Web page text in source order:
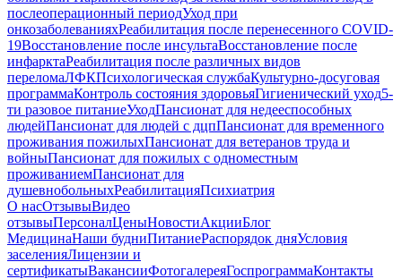
послеоперационный периодУход при
онкозаболеванияхРеабилитация после перенесенного COVID-
19Восстановление после инсультаВосстановление после
инфарктаРеабилитация после различных видов
перелома⁠ЛФКПсихологическая службаКультурно-досуговая
программаКонтроль состояния здоровьяГигиенический уход5-
ти разовое питаниеУходПансионат для недееспособных
людейПансионат для людей с дцпПансионат для временного
проживания пожилыхПансионат для ветеранов труда и
войныПансионат для пожилых с одноместным
проживаниемПансионат для
душевнобольныхРеабилитацияПсихиатрия
О насОтзывыВидео
отзывыПерсоналЦеныНовостиАкцииБлог
МедицинаНаши будниПитаниеРаспорядок дняУсловия
заселенияЛицензии и
сертификатыВакансииФотогалереяГоспрограммаКонтакты